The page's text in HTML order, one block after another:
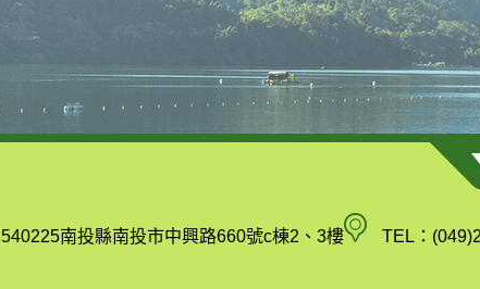
540225南投縣南投市中興路660號c棟2、3樓南 TEL：